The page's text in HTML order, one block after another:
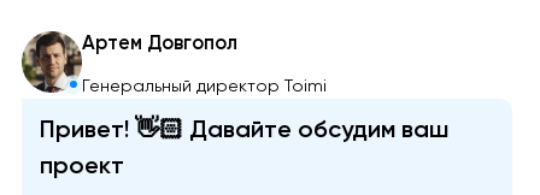
Артем Довгопол
Генеральный директор Toimi
Привет! 👋🏻 Давайте обсудим ваш
проект